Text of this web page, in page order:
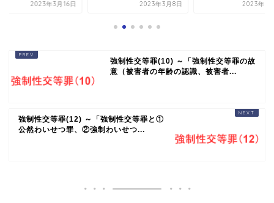
2023年3月16日 2023年3月8日 2023年3
強制性交等罪(10) ～「強制性交等罪の故
意（被害者の年齢の認識、被害者...
強制性交等罪(12) ～「強制性交等罪と①
公然わいせつ罪、②強制わいせつ...